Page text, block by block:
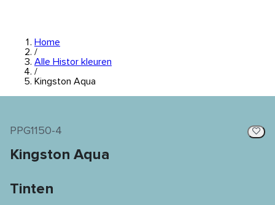
Home
/
Alle Histor kleuren
/
Kingston Aqua
PPG1150-4
Kingston Aqua
Tinten